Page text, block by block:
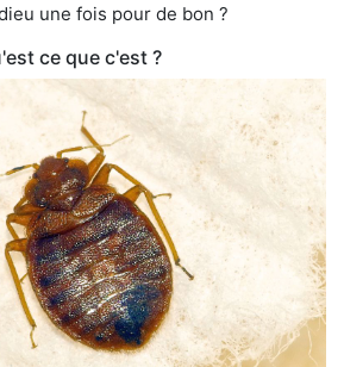
une fois pour de bon ?
ce que c'est ?